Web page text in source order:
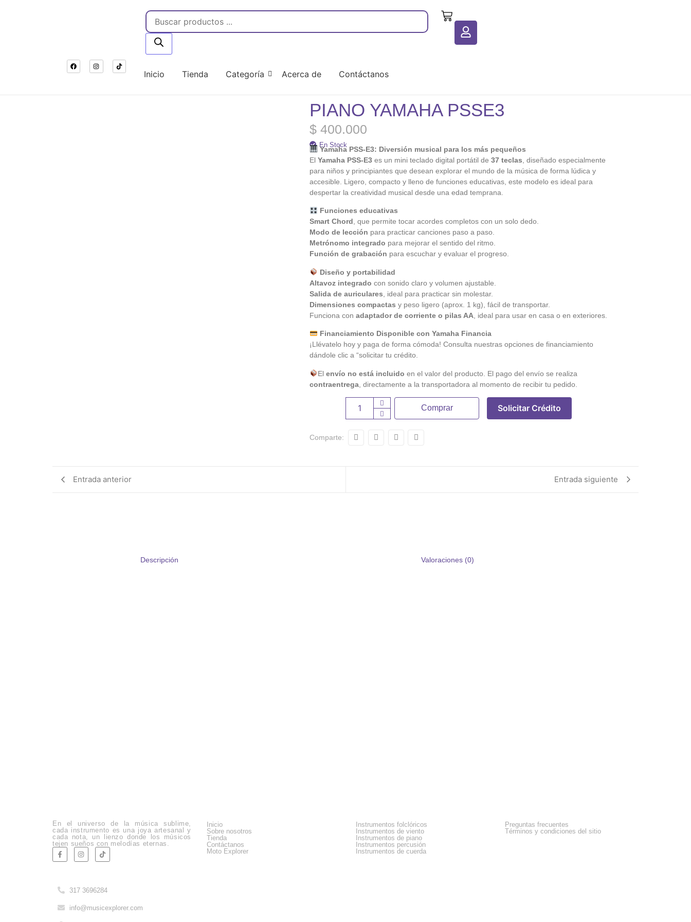
Inicio Tienda Categoría Acerca de Contáctanos
PIANO YAMAHA PSSE3
$ 400.000
En Stock
Yamaha PSS-E3: Diversión musical para los más pequeños
ElYamaha PSS-E3 es un mini teclado digital portátil de37 teclas , diseñado especialmente
para niños y principiantes que desean explorar el mundo de la música de forma lúdica y
accesible. Ligero, compacto y lleno de funciones educativas, este modelo es ideal para
despertar la creatividad musical desde una edad temprana.
Funciones educativas
Smart Chord, que permite tocar acordes completos con un solo dedo.
Modo de lección para practicar canciones paso a paso.
Metrónomo integrado para mejorar el sentido del ritmo.
Función de grabación para escuchar y evaluar el progreso.
Diseño y portabilidad
Altavoz integrado con sonido claro y volumen ajustable.
Salida de auriculares , ideal para practicar sin molestar.
Dimensiones compactas y peso ligero (aprox. 1 kg), fácil de transportar.
Funciona conadaptador de corriente o pilas AA , ideal para usar en casa o en exteriores.
Financiamiento Disponible con Yamaha Financia
¡Llévatelo hoy y paga de forma cómoda! Consulta nuestras opciones de financiamiento
dándole clic a “solicitar tu crédito.
Elenvío no está incluido en el valor del producto. El pago del envío se realiza
contraentrega , directamente a la transportadora al momento de recibir tu pedido.
Comprar Solicitar Crédito
Comparte:
Entrada anterior Entrada siguiente
Descripción Valoraciones (0)
En el universo de la música sublime,
cada instrumento es una joya artesanal y
cada nota, un lienzo donde los músicos
tejen sueños con melodías eternas.
Inicio
Sobre nosotros
Tienda
Contáctanos
Moto Explorer
Instrumentos folclóricos
Instrumentos de viento
Instrumentos de piano
Instrumentos percusión
Instrumentos de cuerda
Preguntas frecuentes
Términos y condiciones del sitio
317 3696284
info@musicexplorer.com